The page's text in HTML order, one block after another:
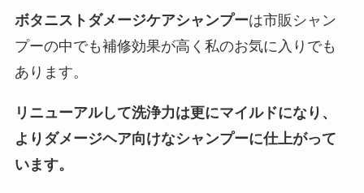
ボタニストダメージケアシャンプーは市販シャン
プーの中でも補修効果が高く私のお気に入りでも
あります。
リニューアルして洗浄力は更にマイルドになり、
よりダメージヘア向けなシャンプーに仕上がって
います。